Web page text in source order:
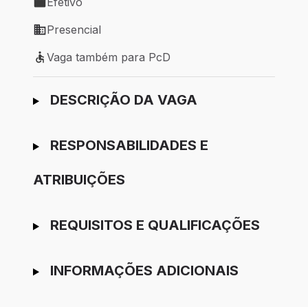
Tipo de vaga: Efetivo
Modelo de trabalho: Presencial
Presencial
Vaga também para PcD
Vaga também para PcD
Ir para candidatura
DESCRIÇÃO DA VAGA
RESPONSABILIDADES E
ATRIBUIÇÕES
REQUISITOS E QUALIFICAÇÕES
INFORMAÇÕES ADICIONAIS